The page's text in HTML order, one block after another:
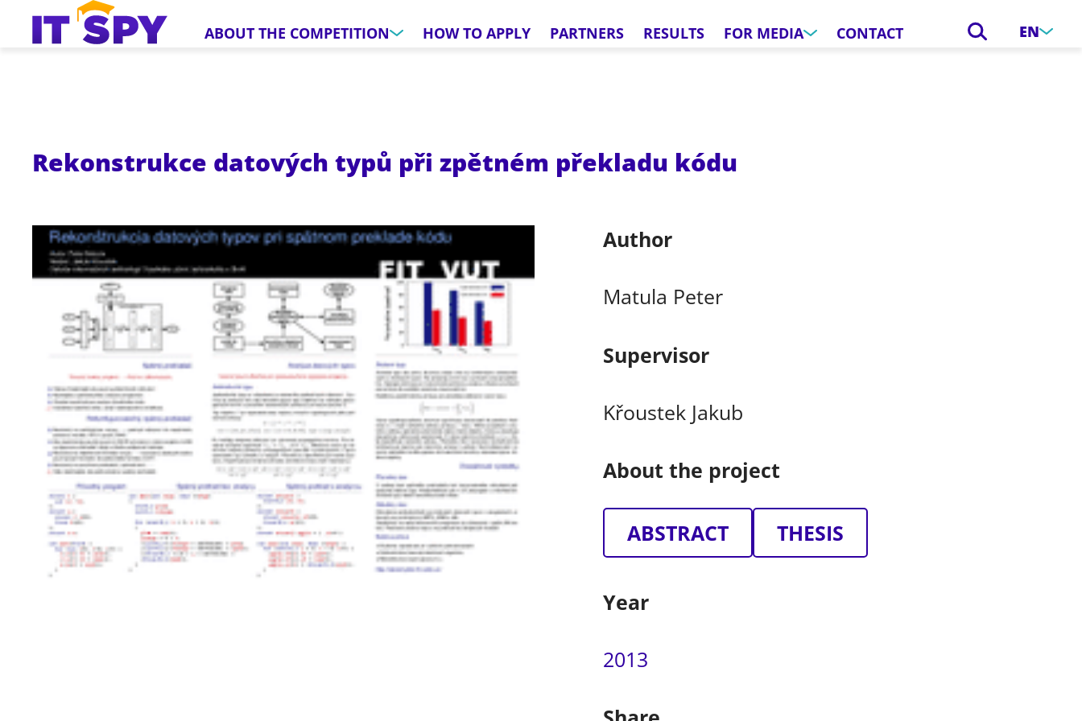
ABOUT THE COMPETITION HOW TO APPLY PARTNERS RESULTS FOR MEDIA CONTACT EN
Rekonstrukce datových typů při zpětném překladu kódu
Author
Matula Peter
Supervisor
Křoustek Jakub
About the project
ABSTRACT THESIS
Year
2013